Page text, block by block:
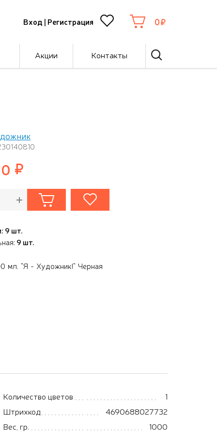
Вход | Регистрация 0
Акции Контакты
9 шт.
9 шт.
мл. "Я - Художник!" Черная
Количество цветов
1
Штрихкод
4690688027732
Вес, гр.
1000